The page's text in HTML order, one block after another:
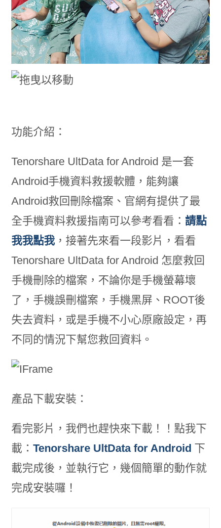
功能介紹：
Tenorshare UltData for Android 是一套
Android手機資料救援軟體，能夠讓
Android救回刪除檔案、官網有提供了最
全手機資料救援指南可以參考看看： 請點
我我點我，接著先來看一段影片，看看
Tenorshare UltData for Android 怎麼救回
手機刪除的檔案，不論你是手機螢幕壞
了，手機誤刪檔案，手機黑屏、ROOT後
失去資料，或是手機不小心原廠設定，再
不同的情況下幫您救回資料。
產品下載安裝：
看完影片，我們也趕快來下載！！點我下
載： Tenorshare UltData for Android 下
載完成後，並執行它，幾個簡單的動作就
完成安裝囉！